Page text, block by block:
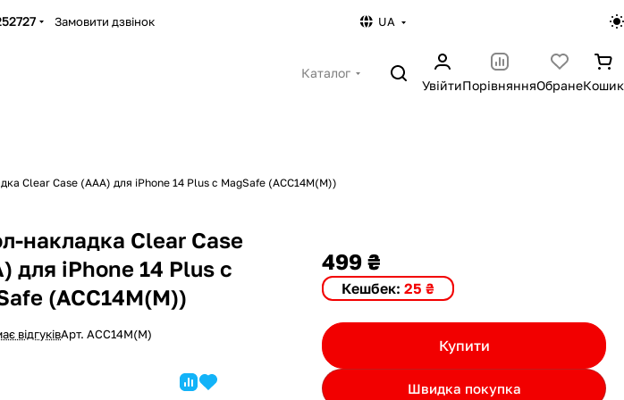
Замовити дзвінок UA
Каталог
УвійтиПорівнянняОбранеКошик
Clear Case (AAA) для iPhone 14 Plus с MagSafe (ACC14M(M))
накладка Clear Case
для iPhone 14 Plus с
(ACC14M(M))
відгуківАрт.ACC14M(M)
499 ₴
Кешбек: 25 ₴
Купити
Швидка покупка